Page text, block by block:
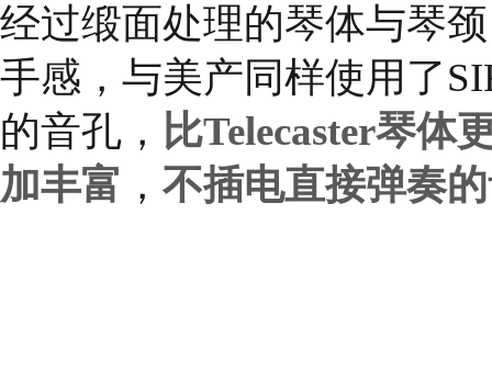
经过缎面处理的琴体与琴
手感，与美产同样使用了
的音孔， 比Telecaster琴体
加丰富 ， 不插电直接弹奏